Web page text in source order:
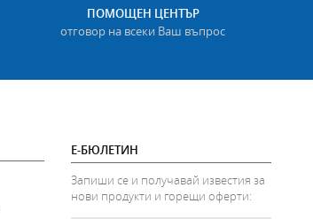
ПОМОЩЕН ЦЕНТЪР
отговор на всеки Ваш въпрос
Е-БЮЛЕТИН
Запиши се и получавай известия за
нови продукти и горещи оферти: